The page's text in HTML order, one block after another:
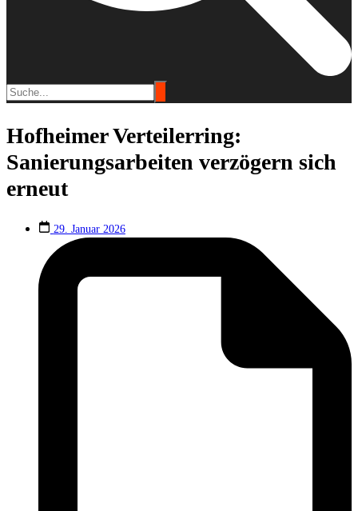
Hofheimer Verteilerring:
Sanierungsarbeiten verzögern sich
erneut
29. Januar 2026